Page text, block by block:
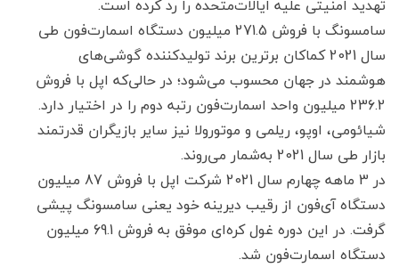
تهدید امنیتی علیه ایالات‌متحده را رد کرده است.
سامسونگ با فروش 271.5 میلیون دستگاه اسمارت‌فون طی
سال 2021 کماکان برترین برند تولیدکننده گوشی‌های
هوشمند در جهان محسوب می‌شود؛ در حالی‌که اپل با فروش
236.2 میلیون واحد اسمارت‌فون رتبه دوم را در اختیار دارد.
شیائومی، اوپو، ریلمی و موتورولا نیز سایر بازیگران قدرتمند
بازار طی سال 2021 به‌شمار می‌روند.
در 3 ماهه چهارم سال 2021 شرکت اپل با فروش 87 میلیون
دستگاه آی‌فون از رقیب دیرینه خود یعنی سامسونگ پیشی
گرفت. در این دوره غول کره‌ای موفق به فروش 69.1 میلیون
دستگاه اسمارت‌فون شد.